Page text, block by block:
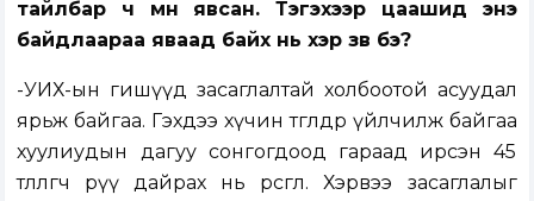
тайлбар ч мөн явсан. Тэгэхээр цаашид энэ
байдлаараа яваад байх нь хэр зөв бэ?
-УИХ-ын гишүүд засаглалтай холбоотой асуудал
ярьж байгаа. Гэхдээ хүчин төгөлдөр үйлчилж байгаа
хуулиудын дагуу сонгогдоод гараад ирсэн 45
төлөөлөгч рүү дайрах нь өрөөсгөл. Хэрвээ засаглалыг